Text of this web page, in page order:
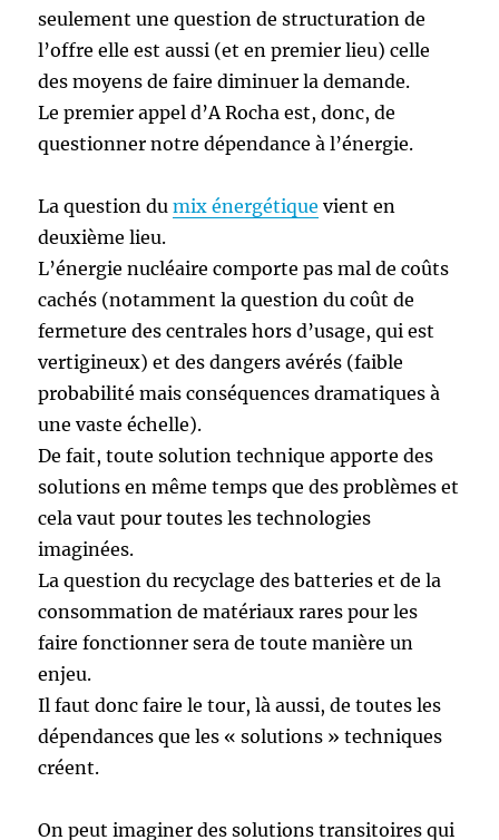
seulement une question de structuration de
l’offre elle est aussi (et en premier lieu) celle
des moyens de faire diminuer la demande.
Le premier appel d’A Rocha est, donc, de
questionner notre dépendance à l’énergie.
La question dumix énergétique vient en
deuxième lieu.
L’énergie nucléaire comporte pas mal de coûts
cachés (notamment la question du coût de
fermeture des centrales hors d’usage, qui est
vertigineux) et des dangers avérés (faible
probabilité mais conséquences dramatiques à
une vaste échelle).
De fait, toute solution technique apporte des
solutions en même temps que des problèmes et
cela vaut pour toutes les technologies
imaginées.
La question du recyclage des batteries et de la
consommation de matériaux rares pour les
faire fonctionner sera de toute manière un
enjeu.
Il faut donc faire le tour, là aussi, de toutes les
dépendances que les « solutions » techniques
créent.
On peut imaginer des solutions transitoires qui